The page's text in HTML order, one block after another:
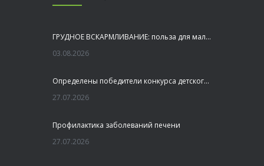
ГРУДНОЕ ВСКАРМЛИВАНИЕ: польза для малыша и мамы
03.08.2026
Определены победители конкурса детского рисунка «Я шагаю по Оренбуржью»
27.07.2026
Профилактика заболеваний печени
27.07.2026